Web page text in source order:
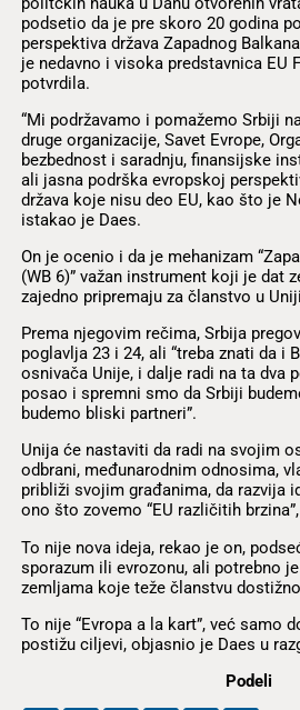
podsetio da je pre skoro 20 godina
perspektiva država Zapadnog
je nedavno i visoka predstavnica EU
potvrdila.
“Mi podržavamo i pomažemo Srbiji
druge organizacije, Savet Evrope,
bezbednost i saradnju, finansijske
ali jasna podrška evropskoj
država koje nisu deo EU, kao što je
istakao je Daes.
On je ocenio i da je mehanizam
(WB 6)” važan instrument koji je dat
zajedno pripremaju za članstvo u
Prema njegovim rečima, Srbija
poglavlja 23 i 24, ali “treba znati da i
osnivača Unije, i dalje radi na ta dva
posao i spremni smo da Srbiji
budemo bliski partneri”.
Unija će nastaviti da radi na svojim
odbrani, međunarodnim odnosima,
približi svojim građanima, da razvija
ono što zovemo “EU različitih
To nije nova ideja, rekao je on,
sporazum ili evrozonu, ali potrebno
zemljama koje teže članstvu
To nije “Evropa a la kart”, već samo
postižu ciljevi, objasnio je Daes u
Podeli